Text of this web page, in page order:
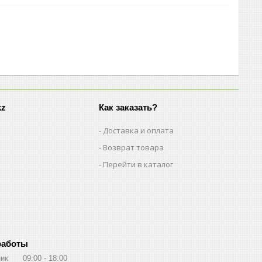
Как заказать?
Доставка и оплата
Возврат товара
Перейти в каталог
09:00 18:00